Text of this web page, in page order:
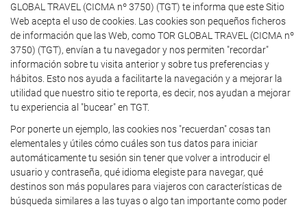
GLOBAL TRAVEL (CICMA nº 3750) (TGT) te informa que este Sitio
Web acepta el uso de cookies. Las cookies son pequeños ficheros
de información que las Web, como TOR GLOBAL TRAVEL (CICMA nº
3750) (TGT), envían a tu navegador y nos permiten "recordar"
información sobre tu visita anterior y sobre tus preferencias y
hábitos. Esto nos ayuda a facilitarte la navegación y a mejorar la
utilidad que nuestro sitio te reporta, es decir, nos ayudan a mejorar
tu experiencia al "bucear" en TGT.
Por ponerte un ejemplo, las cookies nos "recuerdan" cosas tan
elementales y útiles cómo cuáles son tus datos para iniciar
automáticamente tu sesión sin tener que volver a introducir el
usuario y contraseña, qué idioma elegiste para navegar, qué
destinos son más populares para viajeros con características de
búsqueda similares a las tuyas o algo tan importante como poder